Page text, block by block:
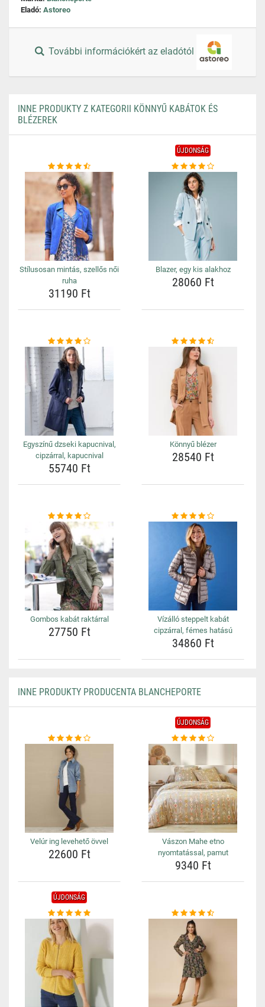
Eladó: Astoreo
További információkért az eladótól
INNE PRODUKTY Z KATEGORII KÖNNYŰ KABÁTOK ÉS
BLÉZEREK
Stílusosan mintás, szellős női
ruha
31190 Ft
ÚJDONSÁG
Blazer, egy kis alakhoz
28060 Ft
Egyszínű dzseki kapucnival,
cipzárral, kapucnival
55740 Ft
Könnyű blézer
28540 Ft
Gombos kabát raktárral
27750 Ft
Vízálló steppelt kabát
cipzárral, fémes hatású
34860 Ft
INNE PRODUKTY PRODUCENTA BLANCHEPORTE
Velúr ing levehető övvel
22600 Ft
ÚJDONSÁG
Vászon Mahe etno
nyomtatással, pamut
9340 Ft
ÚJDONSÁG